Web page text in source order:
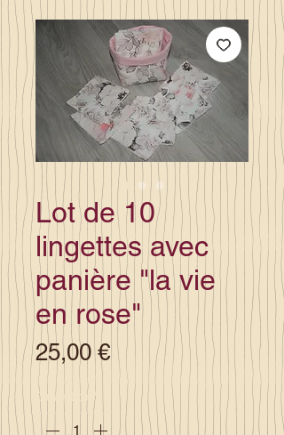
Lot de 10
lingettes avec
panière "la vie
en rose"
25,00 €Prix
Quantité *